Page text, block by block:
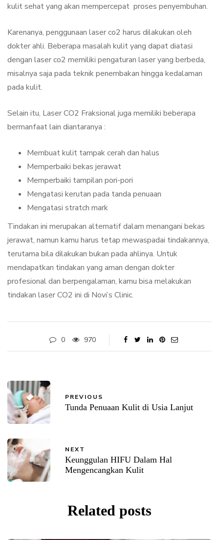
kulit sehat yang akan mempercepat proses penyembuhan.
Karenanya, penggunaan laser co2 harus dilakukan oleh
dokter ahli. Beberapa masalah kulit yang dapat diatasi
dengan laser co2 memiliki pengaturan laser yang berbeda,
misalnya saja pada teknik penembakan hingga kedalaman
pada kulit.
Selain itu, Laser CO2 Fraksional juga memiliki beberapa
bermanfaat lain diantaranya :
Membuat kulit tampak cerah dan halus
Memperbaiki bekas jerawat
Memperbaiki tampilan pori-pori
Mengatasi kerutan pada tanda penuaan
Mengatasi stratch mark
Tindakan ini merupakan alternatif dalam menangani bekas
jerawat, namun kamu harus tetap mewaspadai tindakannya,
terutama bila dilakukan bukan pada ahlinya. Untuk
mendapatkan tindakan yang aman dengan dokter
profesional dan berpengalaman, kamu bisa melakukan
tindakan laser CO2 ini di Novi’s Clinic.
0 970
PREVIOUS
Tunda Penuaan Kulit di Usia Lanjut
NEXT
Keunggulan HIFU Dalam Hal
Mengencangkan Kulit
Related posts